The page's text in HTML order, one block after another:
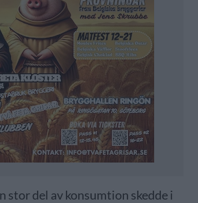
stor del av konsumtion skedde i